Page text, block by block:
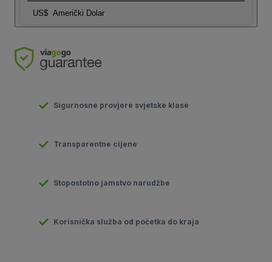
US$ Američki Dolar
Sigurnosne provjere svjetske klase
Transparentne cijene
Stopostotno jamstvo narudžbe
Korisnička služba od početka do kraja